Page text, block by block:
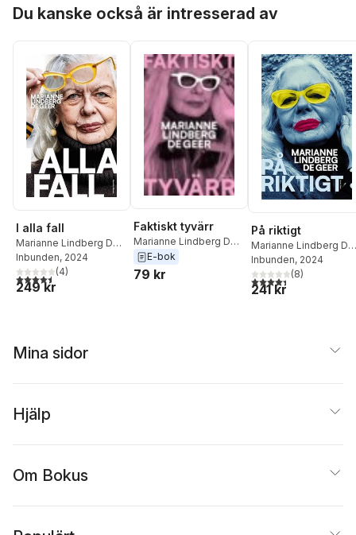
Du kanske också är intresserad av
I alla fall
Marianne Lindberg De
Geer
Inbunden, 2024
4,5utav 5 stjärnor. Totalt antal röster:
(4)
249 kr
Faktiskt tyvärr
Marianne Lindberg De
GeerE-bok
79 kr
På riktigt
Marianne Lindberg De
Geer
Inbunden, 2024
4,4utav 5 stjärnor.
(8)
241 kr
Mina sidor
Hjälp
Om Bokus